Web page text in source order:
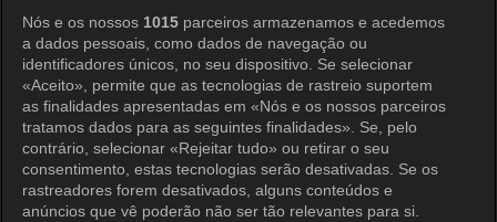
Nós e os nossos 1015 parceiros armazenamos e acedemos
a dados pessoais, como dados de navegação ou
identificadores únicos, no seu dispositivo. Se selecionar
«Aceito», permite que as tecnologias de rastreio suportem
as finalidades apresentadas em «Nós e os nossos parceiros
tratamos dados para as seguintes finalidades». Se, pelo
contrário, selecionar «Rejeitar tudo» ou retirar o seu
consentimento, estas tecnologias serão desativadas. Se os
rastreadores forem desativados, alguns conteúdos e
anúncios que vê poderão não ser tão relevantes para si.